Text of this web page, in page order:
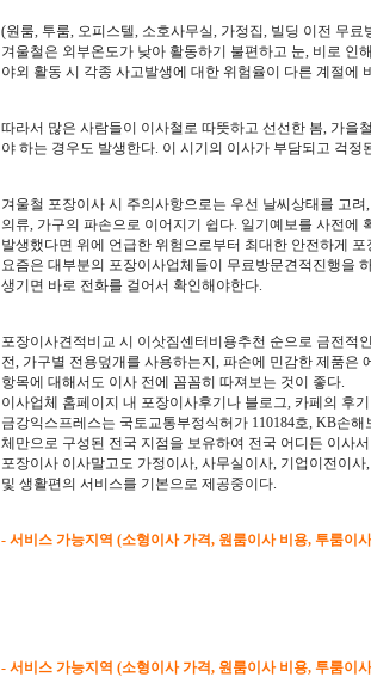
(원룸, 투룸, 오피스텔, 소호사무실, 가정집, 빌딩 이전 무료
겨울철은 외부온도가 낮아 활동하기 불편하고 눈, 비로 인
야외 활동 시 각종 사고발생에 대한 위험율이 다른 계절에
따라서 많은 사람들이 이사철로 따뜻하고 선선한 봄, 가을
야 하는 경우도 발생한다. 이 시기의 이사가 부담되고 걱
겨울철 포장이사 시 주의사항으로는 우선 날씨상태를 고
의류, 가구의 파손으로 이어지기 쉽다. 일기예보를 사전에
발생했다면 위에 언급한 위험으로부터 최대한 안전하게 포
요즘은 대부분의 포장이사업체들이 무료방문견적진행을
생기면 바로 전화를 걸어서 확인해야한다.
포장이사견적비교 시 이삿짐센터비용추천 순으로 금전적
전, 가구별 전용덮개를 사용하는지, 파손에 민감한 제품은
항목에 대해서도 이사 전에 꼼꼼히 따져보는 것이 좋다.
이사업체 홈페이지 내 포장이사후기나 블로그, 카페의 후
금강익스프레스는 국토교통부정식허가 110184호, KB손
체만으로 구성된 전국 지점을 보유하여 전국 어디든 이사
포장이사 이사말고도 가정이사, 사무실이사, 기업이전이
및 생활편의 서비스를 기본으로 제공중이다.
- 서비스 가능지역 (소형이사 가격, 원룸이사 비용, 투룸이
- 서비스 가능지역 (소형이사 가격, 원룸이사 비용, 투룸이